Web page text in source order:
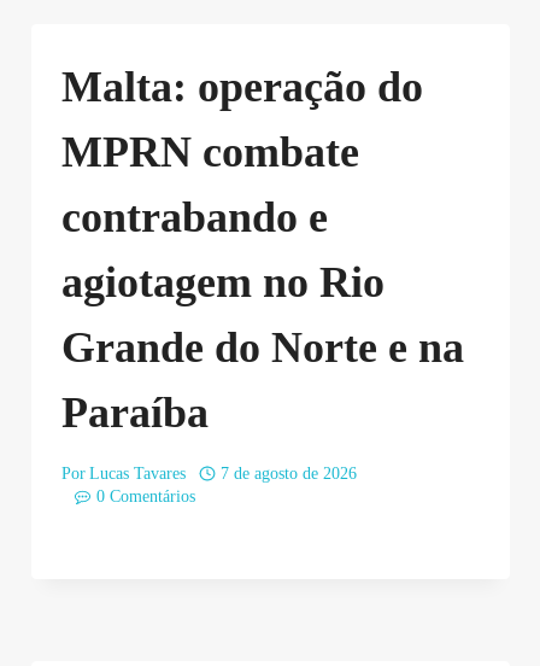
Malta: operação do
MPRN combate
contrabando e
agiotagem no Rio
Grande do Norte e na
Paraíba
Por Lucas Tavares
7 de agosto de 2026
0 Comentários